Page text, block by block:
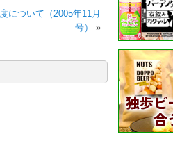
について（2005年11月
号）
»